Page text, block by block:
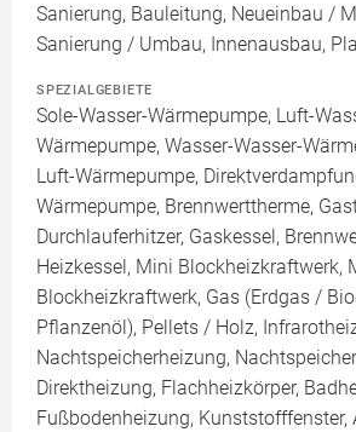
Sanierung, Bauleitung, Neueinbau /
Sanierung / Umbau, Innenausbau,
SPEZIALGEBIETE
Sole-Wasser-Wärmepumpe, Luft-
Wärmepumpe, Wasser-Wasser-
Luft-Wärmepumpe,
Wärmepumpe, Brennwerttherme,
Durchlauferhitzer, Gaskessel,
Heizkessel, Mini Blockheizkraftwerk,
Blockheizkraftwerk, Gas (Erdgas /
Pflanzenöl), Pellets / Holz,
Nachtspeicherheizung,
Direktheizung, Flachheizkörper,
Fußbodenheizung, Kunststofffenster,